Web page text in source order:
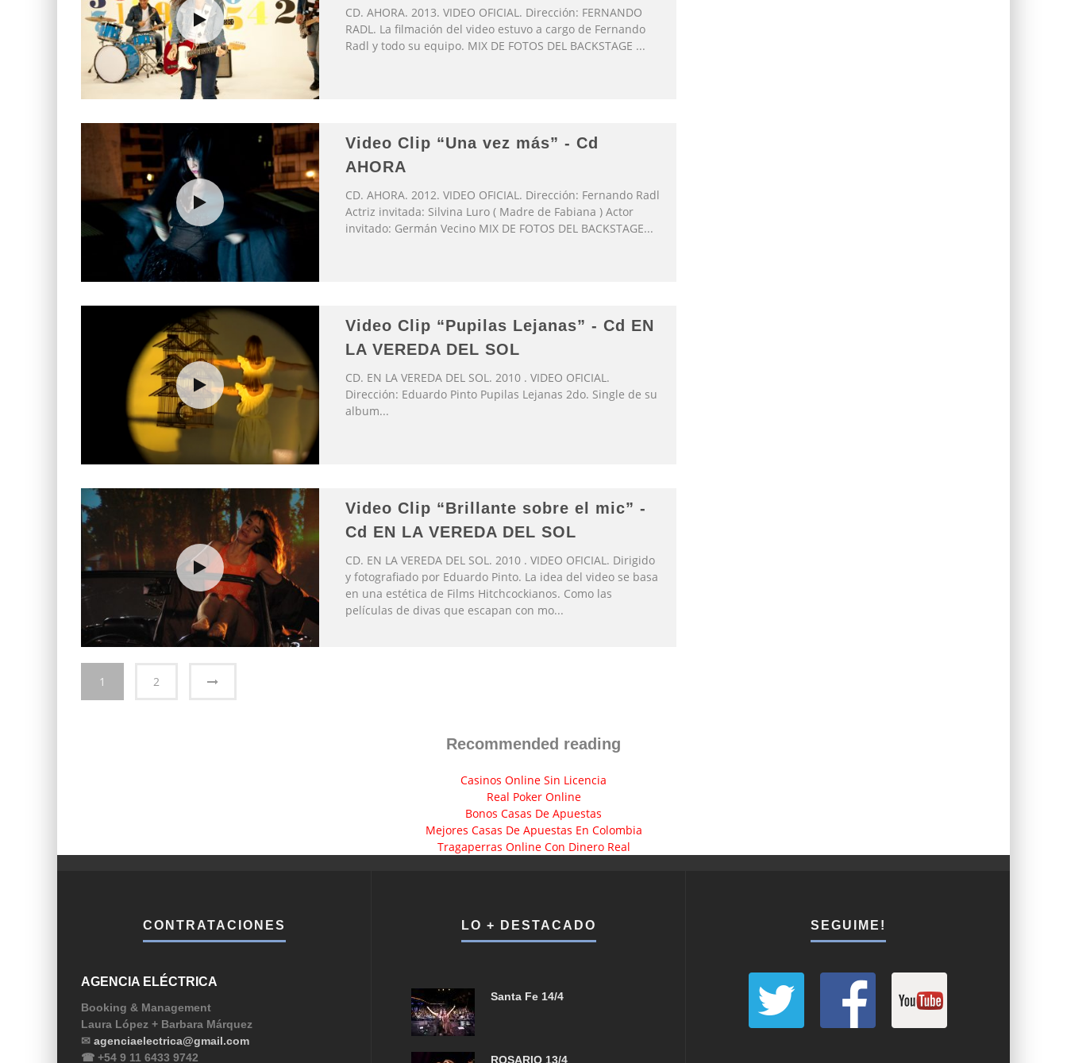
CD. AHORA. 2013. VIDEO OFICIAL. Dirección: FERNANDO
RADL. La filmación del video estuvo a cargo de Fernando
Radl y todo su equipo. MIX DE FOTOS DEL BACKSTAGE ...
Video Clip “Una vez más” - Cd
AHORA
CD. AHORA. 2012. VIDEO OFICIAL. Dirección: Fernando Radl
Actriz invitada: Silvina Luro ( Madre de Fabiana ) Actor
invitado: Germán Vecino MIX DE FOTOS DEL BACKSTAGE...
Video Clip “Pupilas Lejanas” - Cd EN
LA VEREDA DEL SOL
CD. EN LA VEREDA DEL SOL. 2010 . VIDEO OFICIAL.
Dirección: Eduardo Pinto Pupilas Lejanas 2do. Single de su
album...
Video Clip “Brillante sobre el mic” -
Cd EN LA VEREDA DEL SOL
CD. EN LA VEREDA DEL SOL. 2010 . VIDEO OFICIAL. Dirigido
y fotografiado por Eduardo Pinto. La idea del video se basa
en una estética de Films Hitchcockianos. Como las
películas de divas que escapan con mo...
1 2
Recommended reading
Casinos Online Sin Licencia
Real Poker Online
Bonos Casas De Apuestas
Mejores Casas De Apuestas En Colombia
Tragaperras Online Con Dinero Real
CONTRATACIONES
AGENCIA ELÉCTRICA
Booking & Management
Laura López + Barbara Márquez
✉ agenciaelectrica@gmail.com
☎ +54 9 11 6433 9742
LO + DESTACADO
Santa Fe 14/4
ROSARIO 13/4
SEGUIME!